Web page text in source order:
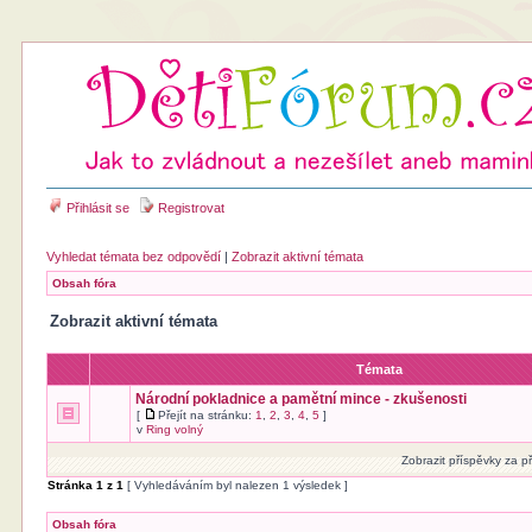
Přihlásit se Registrovat
Vyhledat témata bez odpovědí |Zobrazit aktivní témata
Obsah fóra
Zobrazit aktivní témata
Témata
Národní pokladnice a pamětní mince - zkušenosti
[ Přejít na stránku: 1 ,2 ,3 ,4 ,5 ]
vRing volný
Zobrazit příspěvky za
Stránka1 z1 [ Vyhledáváním byl nalezen 1 výsledek ]
Obsah fóra